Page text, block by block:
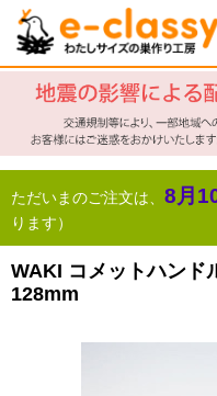
ただいまのご注文は、 8月
ります）
WAKI コメットハンド
128mm